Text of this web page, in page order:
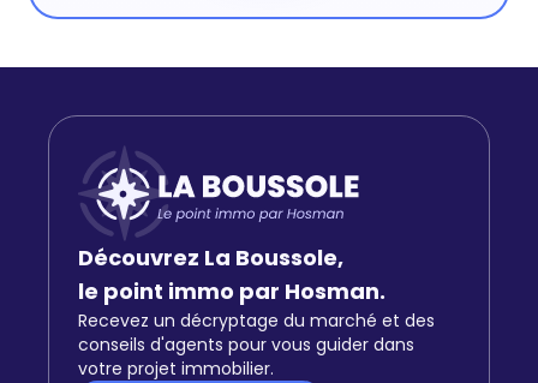
Découvrez La Boussole,
le point immo par Hosman.
Recevez un décryptage du marché et des
conseils d'agents pour vous guider dans
votre projet immobilier.